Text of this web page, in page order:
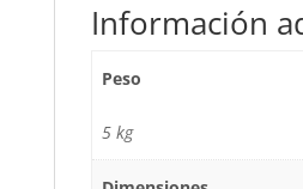
Información
Peso
5 kg